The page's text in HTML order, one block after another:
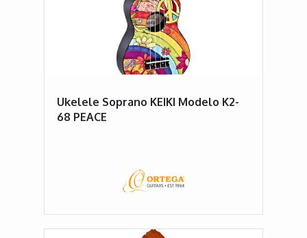
Ukelele Soprano KEIKI Modelo K2-
68 PEACE